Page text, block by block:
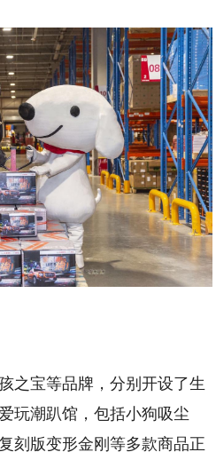
之宝等品牌，分别开设了生
玩潮趴馆，包括小狗吸尘
刻版变形金刚等多款商品正